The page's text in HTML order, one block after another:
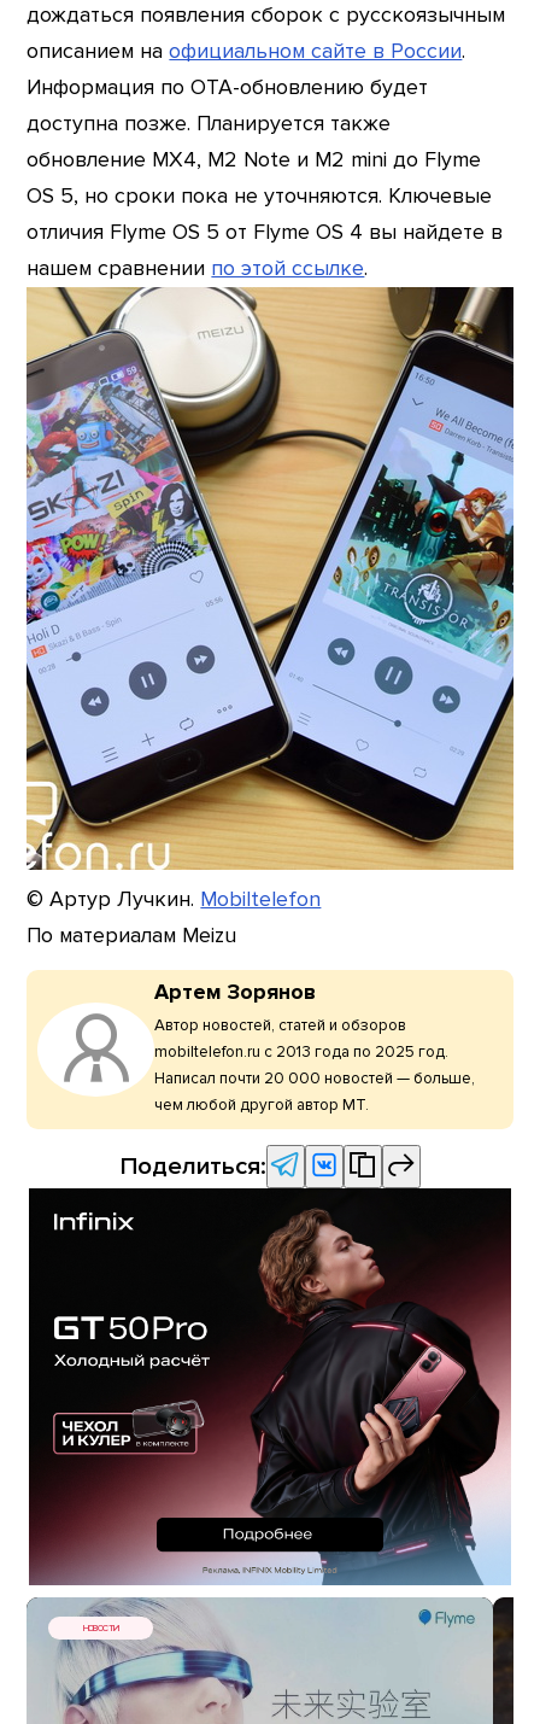
дождаться появления сборок с русскоязычным
описанием наофициальном сайте в России.
Информация по ОТА-обновлению будет
доступна позже. Планируется также
обновление МХ4, М2 Note и M2 mini до Flyme
OS 5, но сроки пока не уточняются. Ключевые
отличия Flyme OS 5 от Flyme OS 4 вы найдете в
нашем сравнении по этой ссылке.
© Артур Лучкин. Mobiltelefon
По материалам Meizu
Артем Зорянов
Автор новостей, статей и обзоров
mobiltelefon.ru с 2013 года по 2025 год.
Написал почти 20 000 новостей — больше,
чем любой другой автор МТ.
Поделиться:
НОВОСТИ